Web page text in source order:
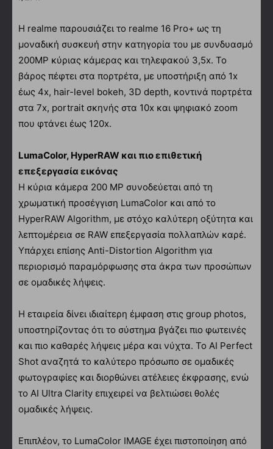
Η realme παρουσιάζει το realme 16 Pro+ ως τη
μοναδική συσκευή στην κατηγορία του με συνδυασμό
200MP κύριας κάμερας και τηλεφακού 3,5x. Το
βάρος πέφτει στα πορτρέτα, με υποστήριξη από 1x
έως 4x, hair-level bokeh, 3D depth, κοντινά πορτρέτα
στα 7x, portrait σκηνής στα 10x και ψηφιακό zoom
που φτάνει έως 120x.
LumaColor, HyperRAW και πιο επιθετική
επεξεργασία εικόνας
Η κύρια κάμερα 200 MP συνοδεύεται από τη
χρωματική προσέγγιση LumaColor και από το
HyperRAW Algorithm, με στόχο καλύτερη οξύτητα και
λεπτομέρεια σε RAW επεξεργασία πολλαπλών καρέ.
Υπάρχει επίσης Anti-Distortion Algorithm για
περιορισμό παραμόρφωσης στα άκρα των προσώπων
σε ομαδικές λήψεις.
Η εταιρεία δίνει ιδιαίτερη έμφαση στις group photos,
υποστηρίζοντας ότι το σύστημα βγάζει πιο φωτεινές
και πιο καθαρές λήψεις μέρα και νύχτα. Το AI Perfect
Shot αναζητά το καλύτερο πρόσωπο σε ομαδικές
φωτογραφίες και διορθώνει ατέλειες έκφρασης, ενώ
το AI Ultra Clarity επιχειρεί να βελτιώσει θολές
ομαδικές λήψεις.
Επιπλέον, το LumaColor IMAGE έχει πιστοποίηση από